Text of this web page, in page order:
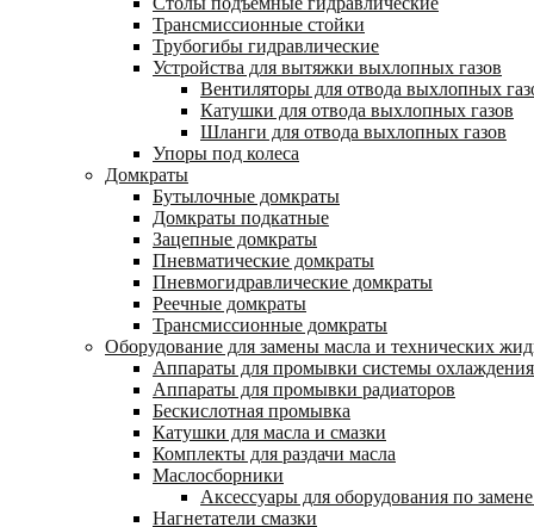
Трансмиссионные стойки
Трубогибы гидравлические
Устройства для вытяжки выхлопных газов
Вентиляторы для отвода выхлопных
Катушки для отвода выхлопных газов
Шланги для отвода выхлопных газов
Упоры под колеса
Домкраты
Бутылочные домкраты
Домкраты подкатные
Зацепные домкраты
Пневматические домкраты
Пневмогидравлические домкраты
Реечные домкраты
Трансмиссионные домкраты
Оборудование для замены масла и технических
Аппараты для промывки системы охлаждения
Аппараты для промывки радиаторов
Бескислотная промывка
Катушки для масла и смазки
Комплекты для раздачи масла
Маслосборники
Аксессуары для оборудования по
Нагнетатели смазки